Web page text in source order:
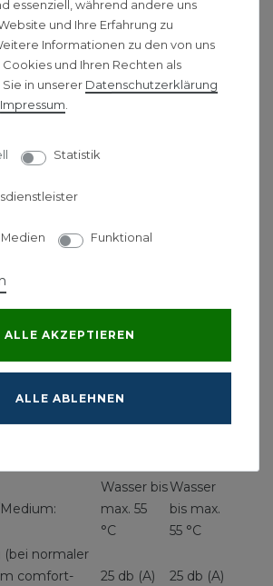
auch für Allergiker eignen.
Nabenabstand
eines Heizkörpers wird ermittelt,
der Bauhöhe 55 mm abzieht. Zum
Wert gibt den Abstand zwischen
Installation und Anbindung
Daten des
Vitoset
Wasser bis
max. 55
°C
Wasser
bis max.
55 °C
(bei normaler
comfort-
25 db (A) 25 db (A)
essenziell, während andere uns
und Ihre Erfahrung zu
Informationen zu den von uns
und Ihren Rechten als
in unserer Daten­schutz­erklärung
Impressum
Statistik
Funktional
ALLE AKZEPTIEREN
ALLE ABLEHNEN